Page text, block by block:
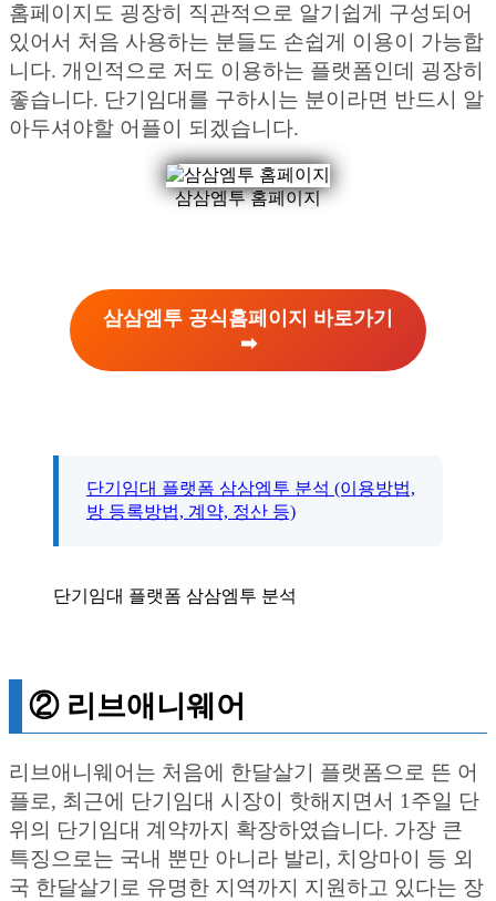
홈페이지도 굉장히 직관적으로 알기쉽게 구성되어
있어서 처음 사용하는 분들도 손쉽게 이용이 가능합
니다. 개인적으로 저도 이용하는 플랫폼인데 굉장히
좋습니다. 단기임대를 구하시는 분이라면 반드시 알
아두셔야할 어플이 되겠습니다.
삼삼엠투 홈페이지
삼삼엠투 공식홈페이지 바로가기
➡︎
단기임대 플랫폼 삼삼엠투 분석 (이용방법,
방 등록방법, 계약, 정산 등)
단기임대 플랫폼 삼삼엠투 분석
② 리브애니웨어
리브애니웨어는 처음에 한달살기 플랫폼으로 뜬 어
플로, 최근에 단기임대 시장이 핫해지면서 1주일 단
위의 단기임대 계약까지 확장하였습니다. 가장 큰
특징으로는 국내 뿐만 아니라 발리, 치앙마이 등 외
국 한달살기로 유명한 지역까지 지원하고 있다는 장